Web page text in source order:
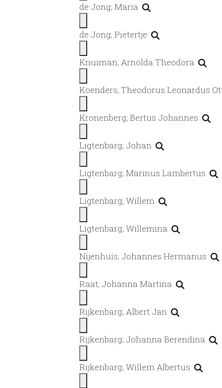
de Jong; Maria
de Jong; Pietertje
Knuiman; Arnolda Theodora
Koenders; Theodorus Leonardus
Kronenberg; Bertus Johannes
Ligtenbarg; Johan
Ligtenbarg; Marinus Lambertus
Ligtenbarg; Willem
Ligtenbarg; Willemina
Nijenhuis; Johannes Hermanus
Raat; Johanna Martina
Rijkenbarg; Albert Jan
Rijkenbarg; Johanna Berendina
Rijkenbarg; Willem Albertus